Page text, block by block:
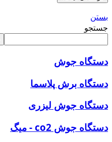
بستن
جستجو
دستگاه جوش
دستگاه برش پلاسما
دستگاه جوش لیزری
دستگاه جوش co2 - میگ